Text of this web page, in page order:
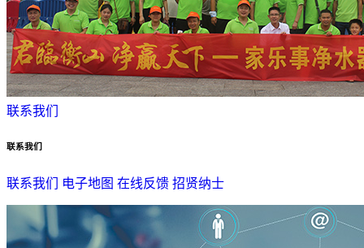
联系我们
联系我们
联系我们 电子地图 在线反馈 招贤纳士